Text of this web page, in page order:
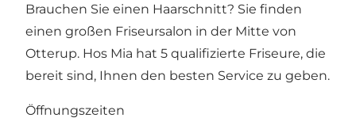
Brauchen Sie einen Haarschnitt? Sie finden
einen großen Friseursalon in der Mitte von
Otterup. Hos Mia hat 5 qualifizierte Friseure, die
bereit sind, Ihnen den besten Service zu geben.
Öffnungszeiten